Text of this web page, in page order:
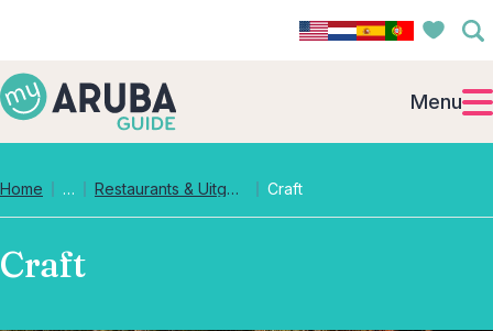
Menu
Home … Collapsed breadcrumb levels
Restaurants & Uitgaan Craft
Craft